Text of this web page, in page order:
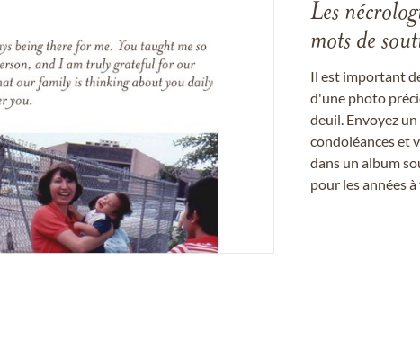
Les
mots de
Il est important
d'une photo
deuil. Envoyez
condoléances et
dans un album
pour les années à